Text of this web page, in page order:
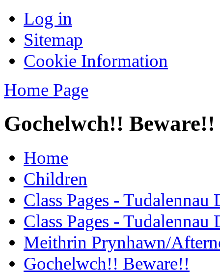
Log in
Sitemap
Cookie Information
Home Page
Gochelwch!! Beware!!
Home
Children
Class Pages - Tudalennau
Class Pages -
Meithrin Prynhawn/
Gochelwch!! Beware!!